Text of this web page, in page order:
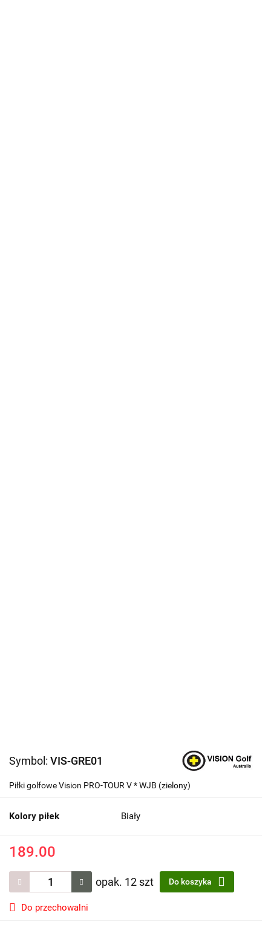
Symbol: VIS-GRE01
Piłki golfowe Vision PRO-TOUR V * WJB (zielony)
Kolory piłek Biały
189.00
opak. 12 szt Do koszyka
Do przechowalni